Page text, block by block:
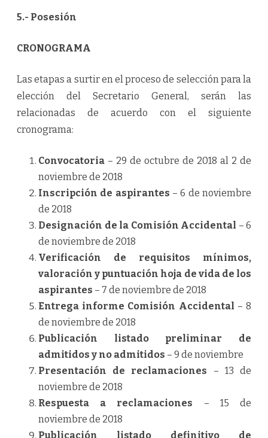
5.- Posesión
CRONOGRAMA
Las etapas a surtir en el proceso de selección para la
elección del Secretario General, serán las
relacionadas de acuerdo con el siguiente
cronograma:
Convocatoria – 29 de octubre de 2018 al 2 de
noviembre de 2018
Inscripción de aspirantes – 6 de noviembre
de 2018
Designación de la Comisión Accidental – 6
de noviembre de 2018
Verificación de requisitos mínimos,
valoración y puntuación hoja de vida de los
aspirantes – 7 de noviembre de 2018
Entrega informe Comisión Accidental – 8
de noviembre de 2018
Publicación listado preliminar de
admitidos y no admitidos – 9 de noviembre
Presentación de reclamaciones – 13 de
noviembre de 2018
Respuesta a reclamaciones – 15 de
noviembre de 2018
Publicación listado definitivo de